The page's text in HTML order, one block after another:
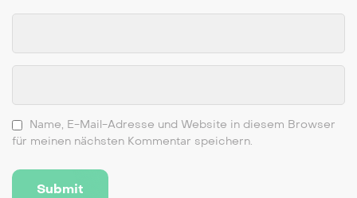
Name, E-Mail-Adresse und Website in diesem Browser
für meinen nächsten Kommentar speichern.